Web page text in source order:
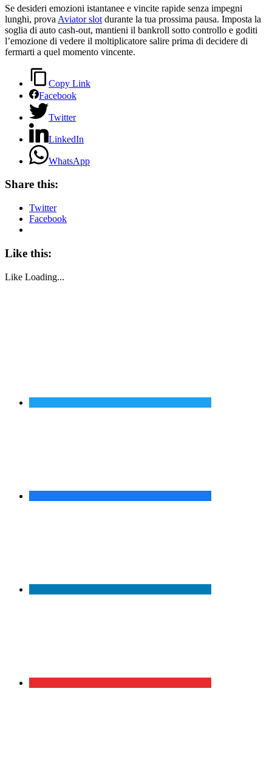
Se desideri emozioni istantanee e vincite rapide senza impegni
lunghi, prova Aviator slot durante la tua prossima pausa. Imposta la
soglia di auto cash‑out, mantieni il bankroll sotto controllo e goditi
l’emozione di vedere il moltiplicatore salire prima di decidere di
fermarti a quel momento vincente.
Copy Link
Facebook
Twitter
LinkedIn
WhatsApp
Share this:
Twitter
Facebook
Like this:
Like Loading...